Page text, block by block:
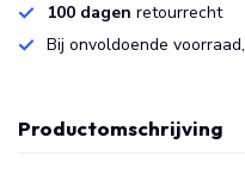
100 dagen retourrecht
Bij onvoldoende voorraad,
Productomschrijving